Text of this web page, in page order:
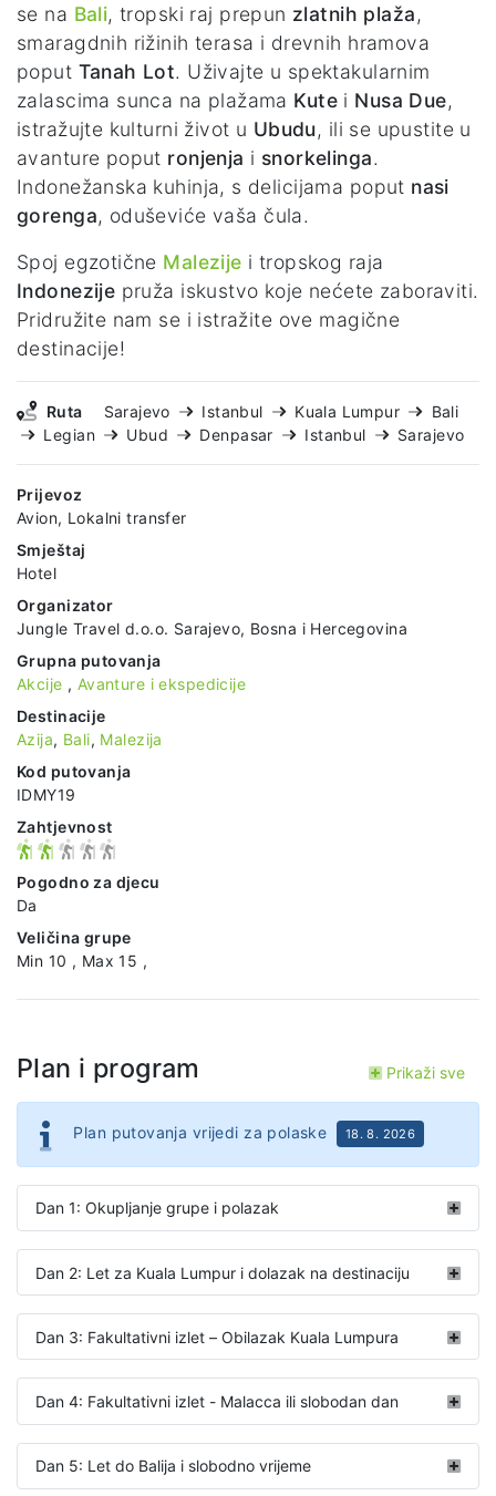
se na Bali, tropski raj prepun zlatnih plaža,
smaragdnih rižinih terasa i drevnih hramova
poput Tanah Lot. Uživajte u spektakularnim
zalascima sunca na plažama Kute i Nusa Due,
istražujte kulturni život u Ubudu, ili se upustite u
avanture poput ronjenja i snorkelinga.
Indonežanska kuhinja, s delicijama poput nasi
gorenga, oduševiće vaša čula.
Spoj egzotične Malezije i tropskog raja
Indonezije pruža iskustvo koje nećete zaboraviti.
Pridružite nam se i istražite ove magične
destinacije!
Ruta Sarajevo Istanbul Kuala Lumpur
Bali
Legian
Ubud Denpasar Istanbul Sarajevo
Prijevoz
Avion, Lokalni transfer
Smještaj
Hotel
Organizator
Jungle Travel d.o.o. Sarajevo, Bosna i Hercegovina
Grupna putovanja
Akcije , Avanture i ekspedicije
Destinacije
Azija, Bali, Malezija
Kod putovanja
IDMY19
Zahtjevnost
Pogodno za djecu
Da
Veličina grupe
Min 10 , Max 15 ,
Plan i program Prikaži sve
Plan putovanja vrijedi za polaske 18. 8. 2026
Dan 1: Okupljanje grupe i polazak
Dan 2: Let za Kuala Lumpur i dolazak na destinaciju
Dan 3: Fakultativni izlet – Obilazak Kuala Lumpura
Dan 4: Fakultativni izlet - Malacca ili slobodan dan
Dan 5: Let do Balija i slobodno vrijeme